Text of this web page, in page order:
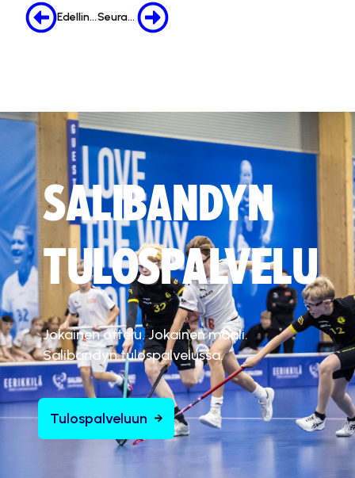
Edellinen Seuraava
SALIBANDYN
TULOSPALVELU
Jokainen ottelu. Jokainen maali.
Salibandyn tulospalvelussa.
Tulospalveluun